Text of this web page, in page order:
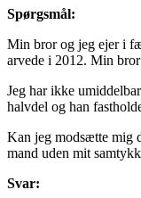
Spørgsmål:
Min bror og jeg ejer i
arvede i 2012. Min
Jeg har ikke
halvdel og han
Kan jeg modsætte mig
mand uden mit
Svar: